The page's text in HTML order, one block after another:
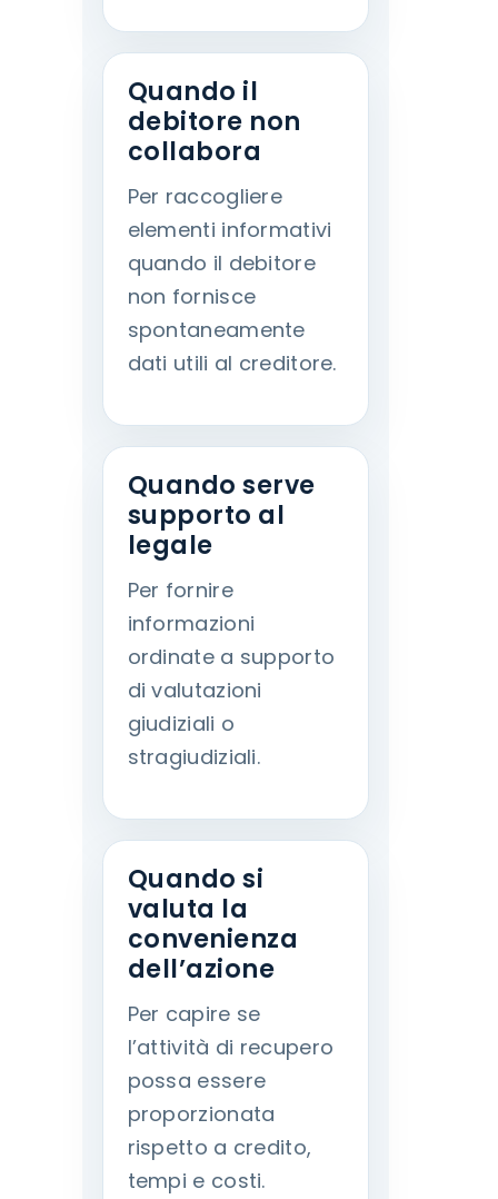
Quando il
debitore non
collabora
Per raccogliere
elementi informativi
quando il debitore
non fornisce
spontaneamente
dati utili al creditore.
Quando serve
supporto al
legale
Per fornire
informazioni
ordinate a supporto
di valutazioni
giudiziali o
stragiudiziali.
Quando si
valuta la
convenienza
dell’azione
Per capire se
l’attività di recupero
possa essere
proporzionata
rispetto a credito,
tempi e costi.